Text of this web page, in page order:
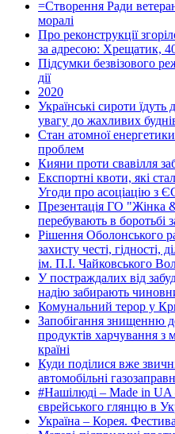
=Створення Ради
моралі
Про реконструкції
за адресою: Хрещатик,
Підсумки безвізового
дії
2020
Українські сироти
увагу до жахливих
Стан атомної
проблем
Кияни проти свавілля
Експортні квоти, які
Угоди про асоціацію з
Презентація ГО "Жінка
перебувають в боротьбі
Рішення Оболонського
захисту честі, гідності,
ім. П.І. Чайковського
У постраждалих від
надію забирають
Комунальний терор у
Запобігання знищенню
продуктів харчування з
країні
Куди поділися вже
автомобільні
#Нашілюді – Made in UA
єврейського глянцю в
Україна – Корея.